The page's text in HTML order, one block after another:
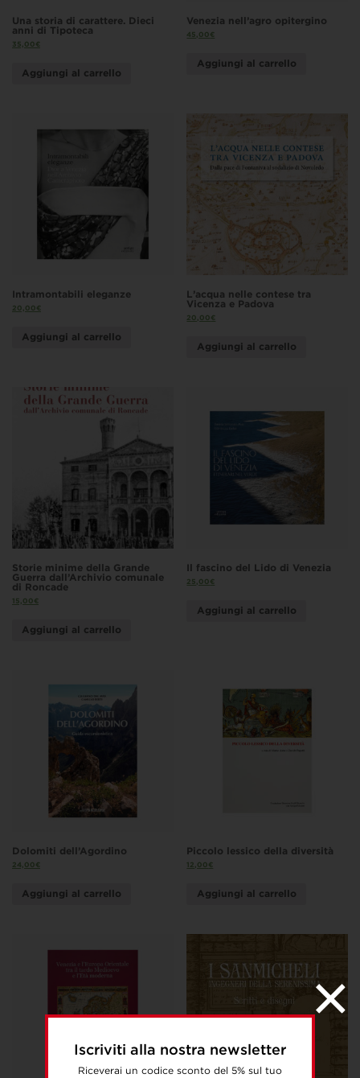
Iscriviti alla nostra newsletter
Riceverai un codice sconto del 5% sul tuo
Una storia di carattere. Dieci
anni di Tipoteca
35,00€
Aggiungi al carrello
Venezia nell’agro opitergino
45,00€
Aggiungi al carrello
Intramontabili eleganze
20,00€
Aggiungi al carrello
L’acqua nelle contese tra
Vicenza e Padova
20,00€
Aggiungi al carrello
Storie minime della Grande
Guerra dall’Archivio comunale
di Roncade
15,00€
Aggiungi al carrello
Il fascino del Lido di Venezia
25,00€
Aggiungi al carrello
Dolomiti dell’Agordino
24,00€
Aggiungi al carrello
Piccolo lessico della diversità
12,00€
Aggiungi al carrello